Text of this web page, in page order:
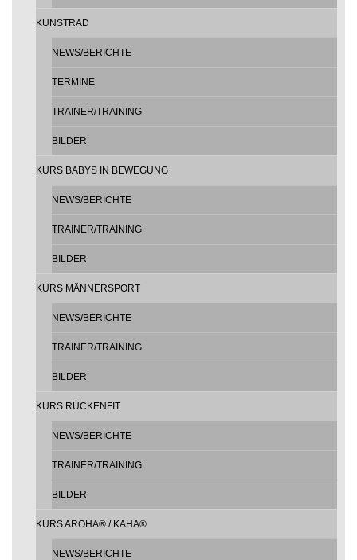
KUNSTRAD
NEWS/BERICHTE
TERMINE
TRAINER/TRAINING
BILDER
KURS BABYS IN BEWEGUNG
NEWS/BERICHTE
TRAINER/TRAINING
BILDER
KURS MÄNNERSPORT
NEWS/BERICHTE
TRAINER/TRAINING
BILDER
KURS RÜCKENFIT
NEWS/BERICHTE
TRAINER/TRAINING
BILDER
KURS AROHA® / KAHA®
NEWS/BERICHTE